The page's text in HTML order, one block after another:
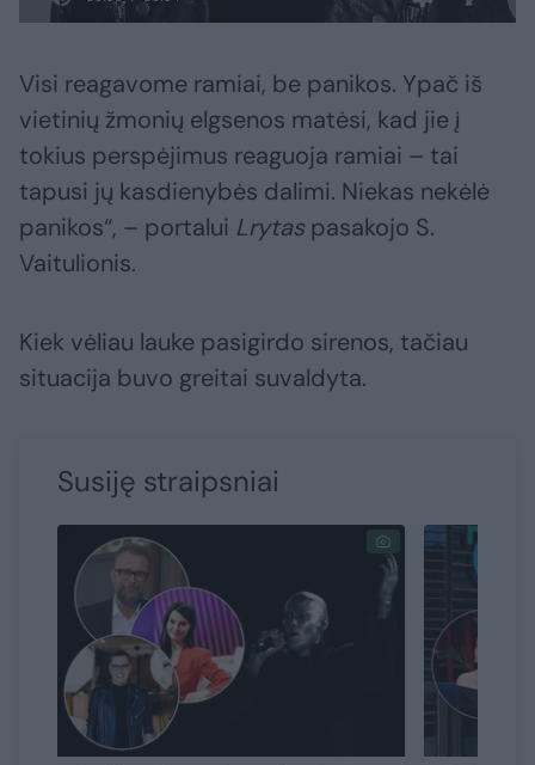
Visi reagavome ramiai, be panikos. Ypač iš
vietinių žmonių elgsenos matėsi, kad jie į
tokius perspėjimus reaguoja ramiai – tai
tapusi jų kasdienybės dalimi. Niekas nekėlė
panikos“, – portalui Lrytaspasakojo S.
Vaitulionis.
Kiek vėliau lauke pasigirdo sirenos, tačiau
situacija buvo greitai suvaldyta.
Susiję straipsniai